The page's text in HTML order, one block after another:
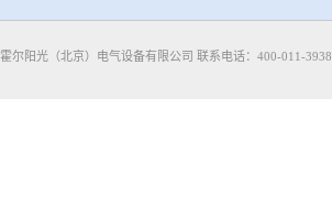
霍尔阳光（北京）电气设备有限公司 联系电话：400-011-3938